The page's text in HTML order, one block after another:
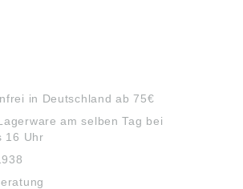
in Deutschland ab 75€
am selben Tag bei
16 Uhr